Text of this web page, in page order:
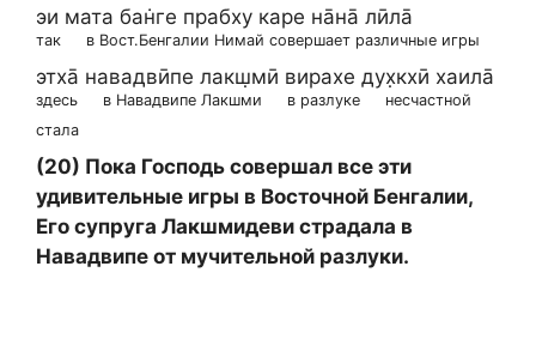
эи мата бан̇ге прабху каре на̄на̄ лӣла̄
так в Вост.Бенгалии Нимай совершает различные игры
этха̄ навадвӣпе лакш̣мӣ вирахе дух̣кхӣ хаила̄
здесь в Навадвипе Лакшми в разлуке
несчастной
стала
(20) Пока Господь совершал все эти
удивительные игры в Восточной Бенгалии,
Его супруга Лакшмидеви страдала в
Навадвипе от мучительной разлуки.